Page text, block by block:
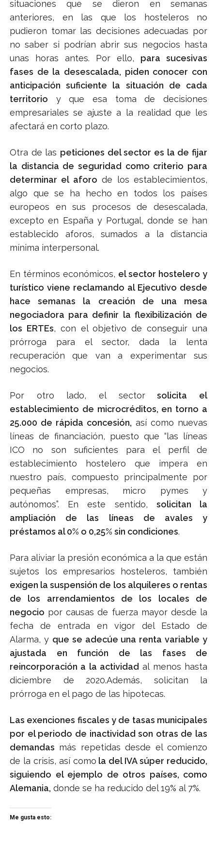
situaciones que se dieron en semanas
anteriores, en las que los hosteleros no
pudieron tomar las decisiones adecuadas por
no saber si podrían abrir sus negocios hasta
unas horas antes. Por ello, para sucesivas
fases de la desescalada, piden conocer con
anticipación suficiente la situación de cada
territorio y que esa toma de decisiones
empresariales se ajuste a la realidad que les
afectará en corto plazo.
Otra de las peticiones del sector es la de fijar
la distancia de seguridad como criterio para
determinar el aforo de los establecimientos,
algo que se ha hecho en todos los países
europeos en sus procesos de desescalada,
excepto en España y Portugal, donde se han
establecido aforos, sumados a la distancia
mínima interpersonal.
En términos económicos, el sector hostelero y
turístico viene reclamando al Ejecutivo desde
hace semanas la creación de una mesa
negociadora para definir la flexibilización de
los ERTEs, con el objetivo de conseguir una
prórroga para el sector, dada la lenta
recuperación que van a experimentar sus
negocios.
Por otro lado, el sectorsolicita el
establecimiento de microcréditos, en torno a
25.000 de rápida concesión, así como nuevas
líneas de financiación, puesto que “las líneas
ICO no son suficientes para el perfil de
establecimiento hostelero que impera en
nuestro país, compuesto principalmente por
pequeñas empresas, micro pymes y
autónomos”. En este sentido, solicitan la
ampliación de las líneas de avales y
préstamos al 0% o 0,25% sin condiciones.
Para aliviar la presión económica a la que están
sujetos los empresarios hosteleros, también
exigen la suspensión de los alquileres o rentas
de los arrendamientos de los locales de
negocio por causas de fuerza mayor desde la
fecha de entrada en vigor del Estado de
Alarma, y que se adecúe una renta variable y
ajustada en función de las fases de
reincorporación a la actividad al menos hasta
diciembre de 2020.Además, solicitan la
prórroga en el pago de las hipotecas.
Las exenciones fiscales y de tasas municipales
por el periodo de inactividad son otras de las
demandas más repetidas desde el comienzo
de la crisis, así como la del IVA súper reducido,
siguiendo el ejemplo de otros países, como
Alemania, donde se ha reducido del 19% al 7%.
Me gusta esto: